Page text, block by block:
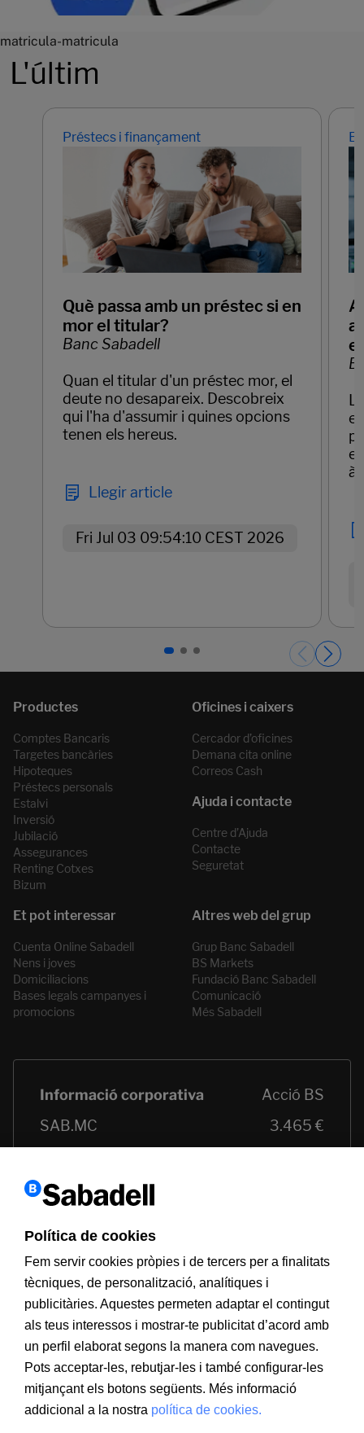
matricula-matricula
L'últim
Préstecs i finançament
Què passa amb un préstec si en
mor el titular?
Banc Sabadell
Quan el titular d'un préstec mor, el
deute no desapareix. Descobreix
qui l'ha d'assumir i quines opcions
tenen els hereus.
Llegir article
Fri Jul 03 09:54:10 CEST 2026
el
Comptes Bancaris
Targetes bancàries
Hipoteques
Préstecs personals
Estalvi
Inversió
Jubilació
Assegurances
Renting Cotxes
Bizum
Cercador d’oficines
Demana cita online
Correos Cash
Centre d’Ajuda
Contacte
Seguretat
Cuenta Online Sabadell
Nens i joves
Domiciliacions
Bases legals campanyes i
promocions
Grup Banc Sabadell
BS Markets
Fundació Banc Sabadell
Comunicació
Més Sabadell
Política de cookies
Fem servir cookies pròpies i de tercers per a finalitats
tècniques, de personalització, analítiques i
publicitàries. Aquestes permeten adaptar el contingut
als teus interessos i mostrar-te publicitat d’acord amb
un perfil elaborat segons la manera com navegues.
Pots acceptar-les, rebutjar-les i també configurar-les
mitjançant els botons següents. Més informació
addicional a la nostra política de cookies.